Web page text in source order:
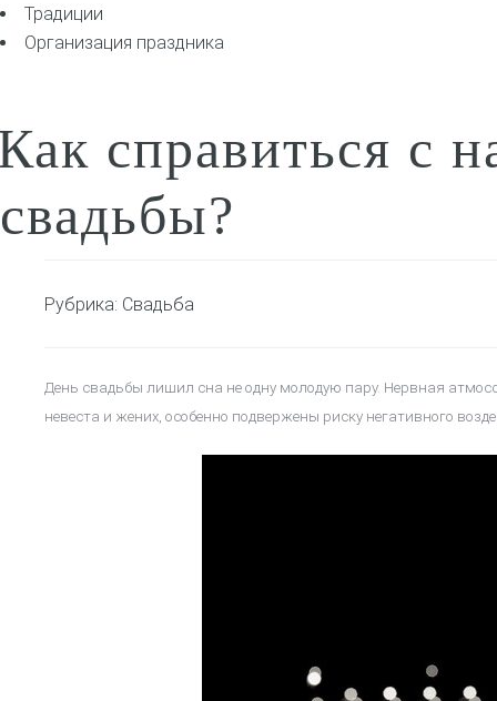
Традиции
Организация праздника
справиться с
свадьбы?
Рубрика: Свадьба
День свадьбы лишил сна не одну молодую пару. Нервная
невеста и жених, особенно подвержены риску негативного